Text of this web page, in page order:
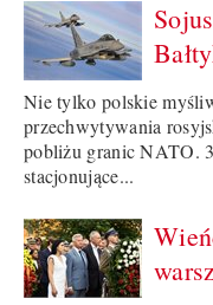
Nie tylko polskie
przechwytywania
pobliżu granic NATO.
stacjonujące...